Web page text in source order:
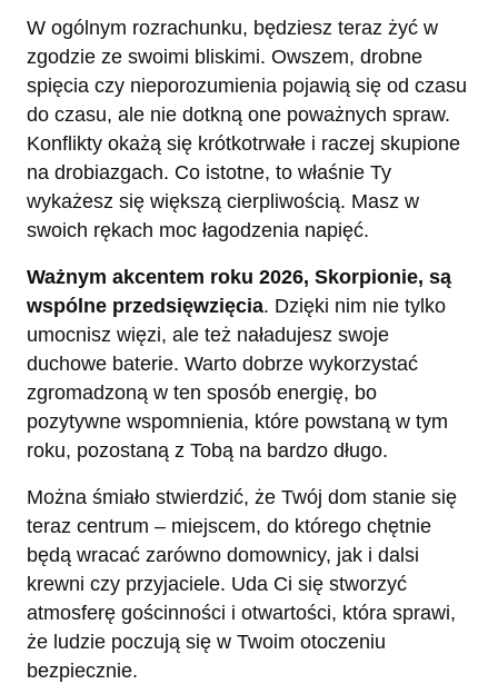
W ogólnym rozrachunku, będziesz teraz żyć w
zgodzie ze swoimi bliskimi. Owszem, drobne
spięcia czy nieporozumienia pojawią się od czasu
do czasu, ale nie dotkną one poważnych spraw.
Konflikty okażą się krótkotrwałe i raczej skupione
na drobiazgach. Co istotne, to właśnie Ty
wykażesz się większą cierpliwością. Masz w
swoich rękach moc łagodzenia napięć.
Ważnym akcentem roku 2026, Skorpionie, są
wspólne przedsięwzięcia. Dzięki nim nie tylko
umocnisz więzi, ale też naładujesz swoje
duchowe baterie. Warto dobrze wykorzystać
zgromadzoną w ten sposób energię, bo
pozytywne wspomnienia, które powstaną w tym
roku, pozostaną z Tobą na bardzo długo.
Można śmiało stwierdzić, że Twój dom stanie się
teraz centrum – miejscem, do którego chętnie
będą wracać zarówno domownicy, jak i dalsi
krewni czy przyjaciele. Uda Ci się stworzyć
atmosferę gościnności i otwartości, która sprawi,
że ludzie poczują się w Twoim otoczeniu
bezpiecznie.